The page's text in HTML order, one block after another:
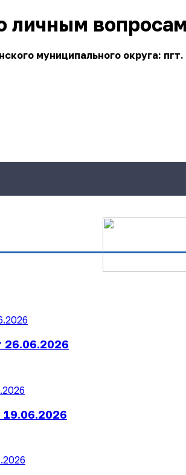
личным вопросам
муниципального округа: